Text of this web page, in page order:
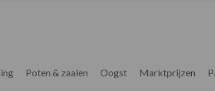
Poten & zaaien Oogst Marktprijzen